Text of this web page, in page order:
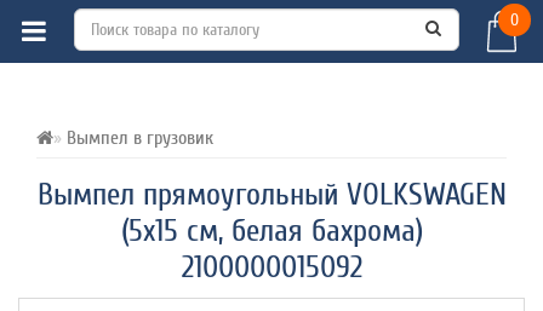
0
Вымпел в грузовик
Вымпел прямоугольный VOLKSWAGEN
(5х15 см, белая бахрома)
2100000015092
ВСЕ О ТОВАРЕ ХАРАКТЕРИСТИКИ